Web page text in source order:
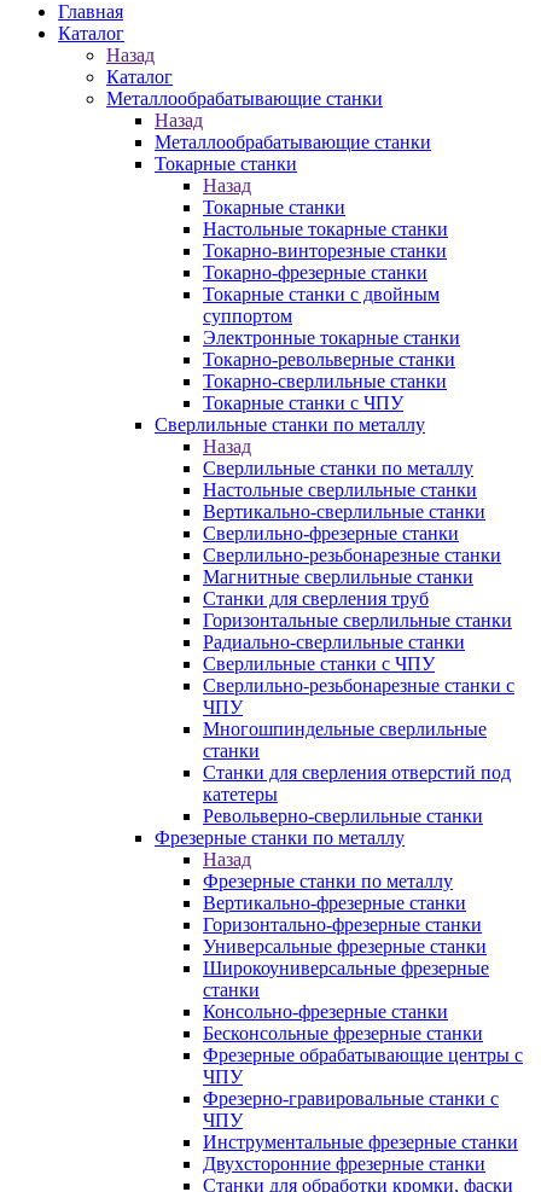
Главная
Каталог
Назад
Каталог
Металлообрабатывающие станки
Назад
Металлообрабатывающие станки
Токарные станки
Назад
Токарные станки
Настольные токарные станки
Токарно-винторезные станки
Токарно-фрезерные станки
Токарные станки с двойным
суппортом
Электронные токарные станки
Токарно-револьверные станки
Токарно-сверлильные станки
Токарные станки с ЧПУ
Сверлильные станки по металлу
Назад
Сверлильные станки по металлу
Настольные сверлильные станки
Вертикально-сверлильные станки
Сверлильно-фрезерные станки
Сверлильно-резьбонарезные станки
Магнитные сверлильные станки
Станки для сверления труб
Горизонтальные сверлильные станки
Радиально-сверлильные станки
Сверлильные станки с ЧПУ
Сверлильно-резьбонарезные станки с
ЧПУ
Многошпиндельные сверлильные
станки
Станки для сверления отверстий под
катетеры
Револьверно-сверлильные станки
Фрезерные станки по металлу
Назад
Фрезерные станки по металлу
Вертикально-фрезерные станки
Горизонтально-фрезерные станки
Универсальные фрезерные станки
Широкоуниверсальные фрезерные
станки
Консольно-фрезерные станки
Бесконсольные фрезерные станки
Фрезерные обрабатывающие центры с
ЧПУ
Фрезерно-гравировальные станки с
ЧПУ
Инструментальные фрезерные станки
Двухсторонние фрезерные станки
Станки для обработки кромки, фаски